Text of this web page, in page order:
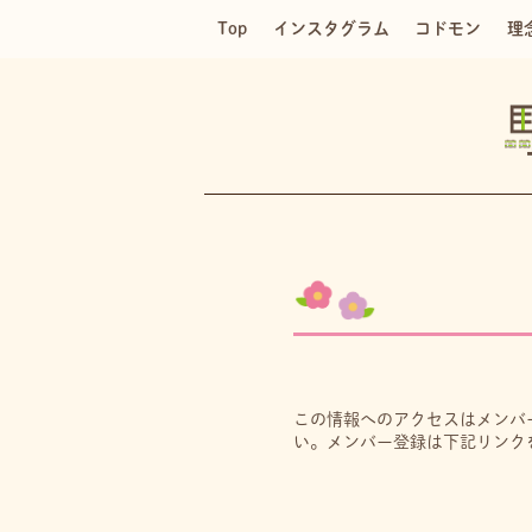
Top インスタグラム コドモン 理
この情報へのアクセスはメン
い。メンバー登録は下記リンク